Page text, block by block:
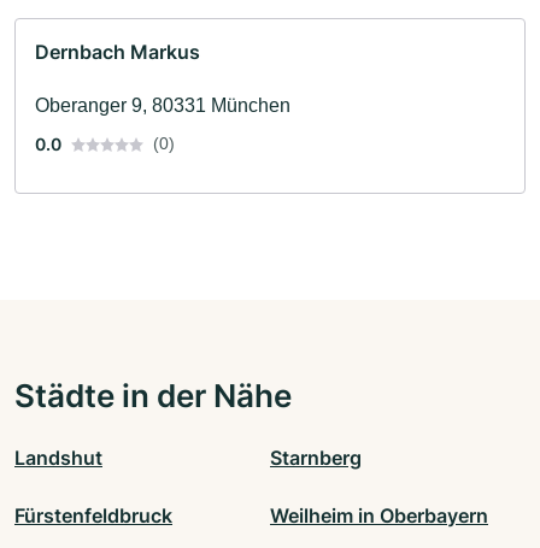
Dernbach Markus
Oberanger 9, 80331 München
0.0
(0)
Städte in der Nähe
Landshut Starnberg
Fürstenfeldbruck Weilheim in Oberbayern